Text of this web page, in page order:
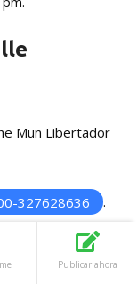
Publicar ahora
Mun Libertador
327628636 .